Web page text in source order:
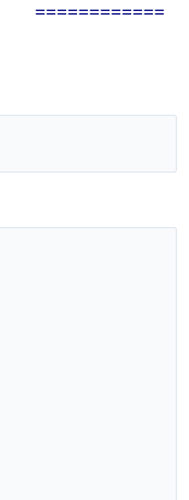
============